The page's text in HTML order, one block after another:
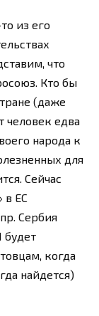
из его
что
Кто бы
(даже
человек едва
народа к
для
Сейчас
в ЕС
Сербия
будет
когда
найдется)